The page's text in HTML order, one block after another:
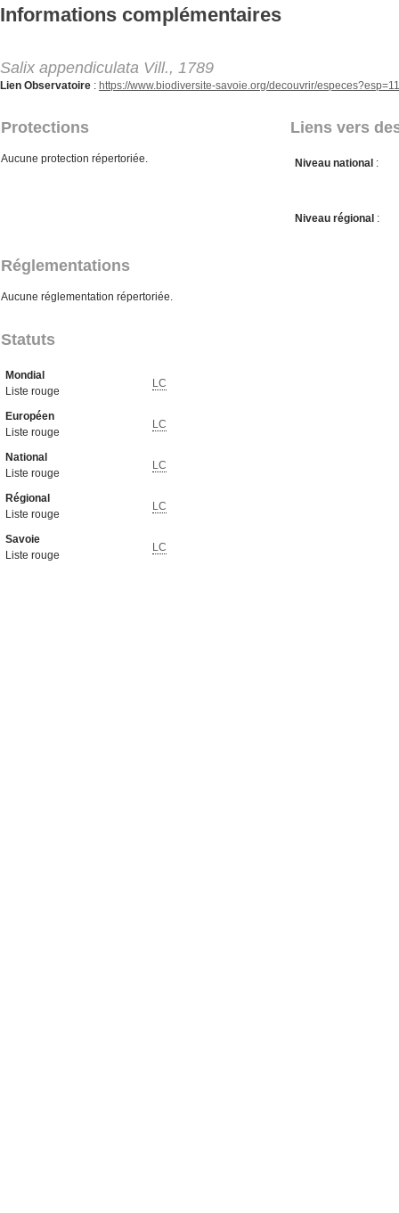
Aller au contenu principal
Informations complémentaires
Salix appendiculata Vill., 1789
Lien Observatoire : https://www.biodiversite-savoie.org/decouvrir/
Protections Liens vers
Aucune protection répertoriée. Niveau national :
Niveau régional :
Réglementations
Aucune réglementation répertoriée.
Statuts
Mondial
Liste rouge
LC
Européen
Liste rouge
LC
National
Liste rouge
LC
Régional
Liste rouge
LC
Savoie
Liste rouge
LC